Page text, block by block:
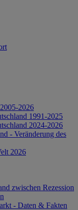
2026
1991-2025
2024-2026
- Veränderung des
2026
zwischen Rezession
- Daten & Fakten